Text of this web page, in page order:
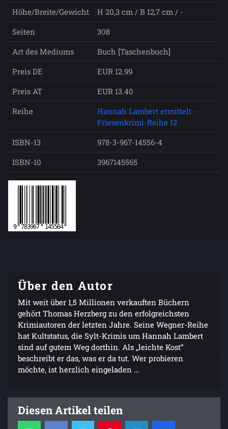
Höhe/Breite/Gewicht
H 20,3 cm / B 12,7 cm / -
Seiten
308
Art des Mediums
Buch [Taschenbuch]
Preis DE
EUR 12.99
Preis AT
EUR 13.40
Reihe
Hannah Lambert ermittelt -
Friesenkrimi-Reihe 12
ISBN-13
978-3-967-14556-4
ISBN-10
3967145565
Über den Autor
Mit weit über 1,5 Millionen verkauften Büchern
gehört Thomas Herzberg zu den erfolgreichsten
Krimiautoren der letzten Jahre. Seine Wegner-Reihe
hat Kultstatus, die Sylt-Krimis um Hannah Lambert
sind auf gutem Weg dorthin. Als „leichte Kost“
beschreibt er das, was er da tut. Wer probieren
möchte, ist herzlich eingeladen …
Diesen Artikel teilen